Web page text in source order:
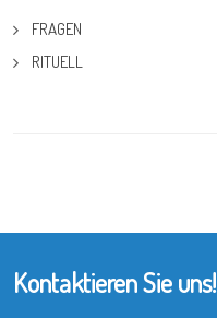
FRAGEN
RITUELL
Kontaktieren Sie uns!